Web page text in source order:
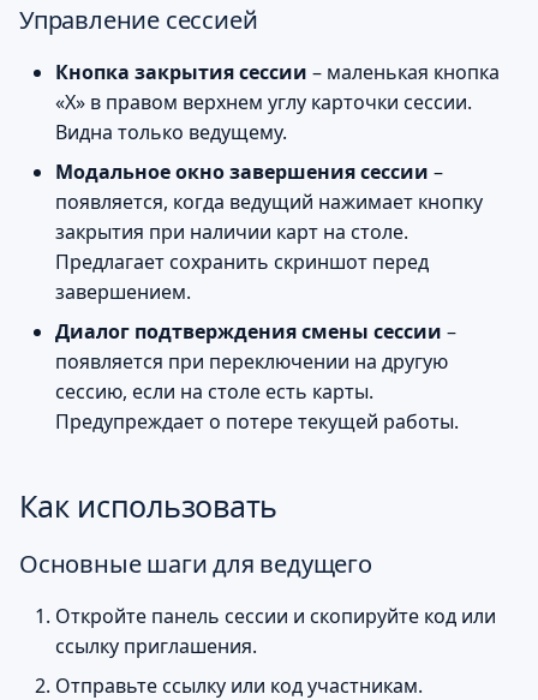
Управление сессией
Кнопка закрытия сессии – маленькая кнопка
«X» в правом верхнем углу карточки сессии.
Видна только ведущему.
Модальное окно завершения сессии –
появляется, когда ведущий нажимает кнопку
закрытия при наличии карт на столе.
Предлагает сохранить скриншот перед
завершением.
Диалог подтверждения смены сессии –
появляется при переключении на другую
сессию, если на столе есть карты.
Предупреждает о потере текущей работы.
Как использовать
Основные шаги для ведущего
Откройте панель сессии и скопируйте код или
ссылку приглашения.
Отправьте ссылку или код участникам.